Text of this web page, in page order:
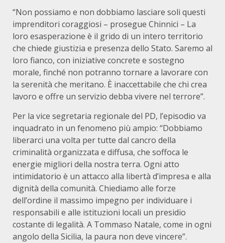
“Non possiamo e non dobbiamo lasciare soli questi
imprenditori coraggiosi – prosegue Chinnici – La
loro esasperazione è il grido di un intero territorio
che chiede giustizia e presenza dello Stato. Saremo al
loro fianco, con iniziative concrete e sostegno
morale, finché non potranno tornare a lavorare con
la serenità che meritano. È inaccettabile che chi crea
lavoro e offre un servizio debba vivere nel terrore”.
Per la vice segretaria regionale del PD, l’episodio va
inquadrato in un fenomeno più ampio: “Dobbiamo
liberarci una volta per tutte dal cancro della
criminalità organizzata e diffusa, che soffoca le
energie migliori della nostra terra. Ogni atto
intimidatorio è un attacco alla libertà d’impresa e alla
dignità della comunità. Chiediamo alle forze
dell’ordine il massimo impegno per individuare i
responsabili e alle istituzioni locali un presidio
costante di legalità. A Tommaso Natale, come in ogni
angolo della Sicilia, la paura non deve vincere”.